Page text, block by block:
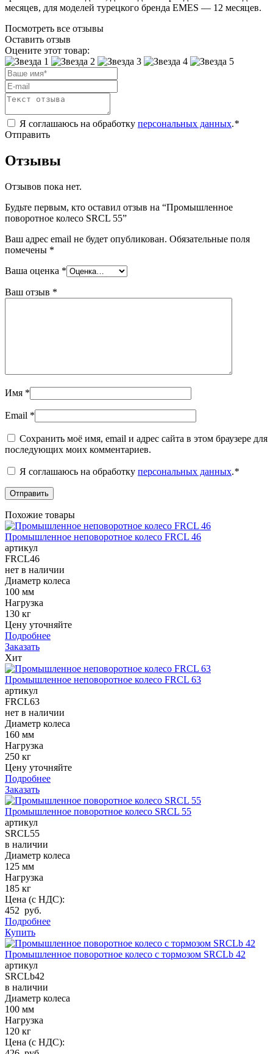
месяцев, для моделей турецкого бренда EMES — 12 месяцев.
Посмотреть все отзывы
Оставить отзыв
Оцените этот товар:
Я соглашаюсь на обработку персональных данных.*
Отправить
Отзывы
Отзывов пока нет.
Будьте первым, кто оставил отзыв на “Промышленное
поворотное колесо SRCL 55”
Ваш адрес email не будет опубликован. Обязательные поля
помечены *
Ваша оценка *
Ваш отзыв *
Имя *
Email *
Сохранить моё имя, email и адрес сайта в этом браузере для
последующих моих комментариев.
Я соглашаюсь на обработку персональных данных.*
Похожие товары
Промышленное неповоротное колесо FRCL 46
артикул
FRCL46
нет в наличии
Диаметр колеса
100 мм
Нагрузка
130 кг
Цену уточняйте
Подробнее
Заказать
Хит
Промышленное неповоротное колесо FRCL 63
артикул
FRCL63
нет в наличии
Диаметр колеса
160 мм
Нагрузка
250 кг
Цену уточняйте
Подробнее
Заказать
Промышленное поворотное колесо SRCL 55
артикул
SRCL55
в наличии
Диаметр колеса
125 мм
Нагрузка
185 кг
Цена (с НДС):
452 руб.
Подробнее
Купить
Промышленное поворотное колесо с тормозом SRCLb 42
артикул
SRCLb42
в наличии
Диаметр колеса
100 мм
Нагрузка
120 кг
Цена (с НДС):